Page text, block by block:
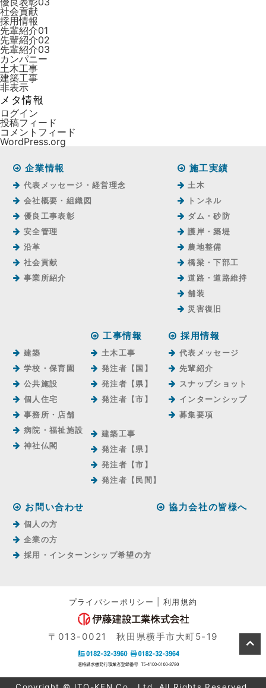
社会貢献
採用情報
先輩紹介01
先輩紹介02
先輩紹介03
カンパニー
土木工事
建築工事
非表示
メタ情報
ログイン
投稿フィード
コメントフィード
WordPress.org
企業情報
代表メッセージ・経営理念
会社概要・組織図
優良工事表彰
安全管理
沿革
社会貢献
事業所紹介
施工実績
土木
トンネル
ダム・砂防
護岸・築堤
農地整備
橋梁・下部工
道路・道路維持
舗装
災害復旧
建築
学校・保育園
公共施設
個人住宅
事務所・店舗
病院・福祉施設
神社仏閣
工事情報
土木工事
発注者【国】
発注者【県】
発注者【市】
建築工事
発注者【県】
発注者【市】
発注者【⺠間】
採用情報
代表メッセージ
先輩紹介
スナップショット
インターンシップ
募集要項
お問い合わせ
個人の方
企業の方
採用・インターンシップ希望の方
協力会社の皆様へ
プライバシーポリシー |利用規約
〒013-0021 秋田県横手市大町5-19